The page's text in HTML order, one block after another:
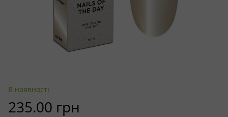
В наявності
235.00 грн